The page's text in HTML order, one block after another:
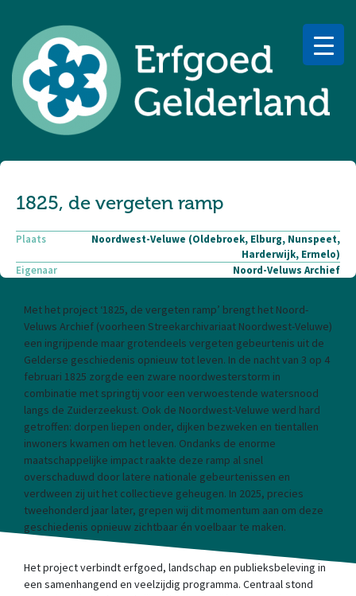
1825, de vergeten ramp
Plaats
Noordwest-Veluwe (Oldebroek, Elburg, Nunspeet,
Harderwijk, Ermelo)
Eigenaar
Noord-Veluws Archief
Met het project ‘1825, de vergeten ramp’ brengt het Noord-
Veluws Archief (voorheen Streekarchivariaat Noordwest-Veluwe)
een ingrijpende maar grotendeels vergeten gebeurtenis uit de
Gelderse geschiedenis opnieuw tot leven. In de nacht van 3 op 4
februari 1825 zorgde een zware noordwesterstorm in
combinatie met springtij voor een verwoestende watersnood
langs de Zuiderzeekust. Ook de Noordwest-Veluwe werd hard
getroffen: dorpen liepen onder, dijken bezweken en tientallen
inwoners kwamen om het leven. Ondanks de enorme
maatschappelijke impact raakte deze ramp al snel
overschaduwd door latere nationale gebeurtenissen en
verdween zij uit het collectieve geheugen. In 2025, precies
tweehonderd jaar later, grepen wij dit momentum aan om deze
geschiedenis opnieuw zichtbaar én voelbaar te maken.
Het project verbindt erfgoed, landschap en publieksbeleving in
een samenhangend en veelzijdig programma. Centraal stond